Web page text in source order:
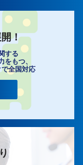
！
する
をもつ、
全国対応